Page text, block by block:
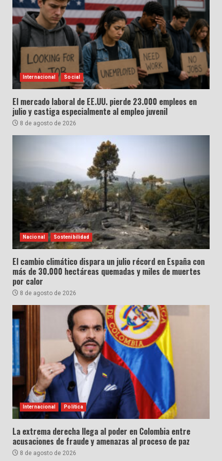
Internacional Social
El mercado laboral de EE.UU. pierde 23.000 empleos en
julio y castiga especialmente al empleo juvenil
8 de agosto de 2026
Nacional Sostenibilidad
El cambio climático dispara un julio récord en España con
más de 30.000 hectáreas quemadas y miles de muertes
por calor
8 de agosto de 2026
Internacional Política
La extrema derecha llega al poder en Colombia entre
acusaciones de fraude y amenazas al proceso de paz
8 de agosto de 2026